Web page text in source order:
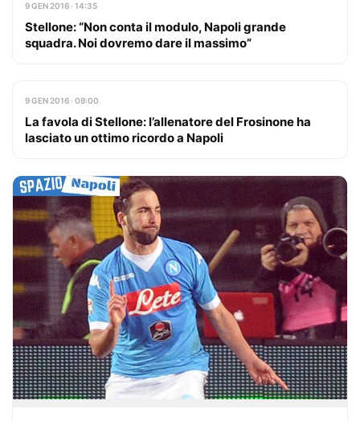
9 GEN 2016 · 14:35
Stellone: “Non conta il modulo, Napoli grande
squadra. Noi dovremo dare il massimo”
9 GEN 2016 · 09:00
La favola di Stellone: l’allenatore del Frosinone ha
lasciato un ottimo ricordo a Napoli